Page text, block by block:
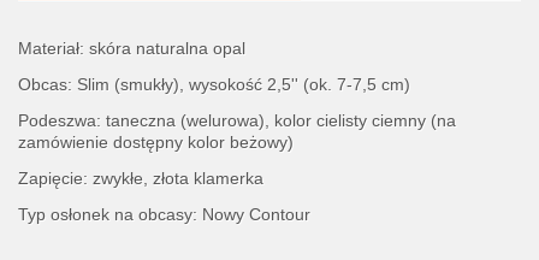
Materiał: skóra naturalna opal
Obcas: Slim (smukły), wysokość 2,5'' (ok. 7-7,5 cm)
Podeszwa: taneczna (welurowa), kolor cielisty ciemny (na
zamówienie dostępny kolor beżowy)
Zapięcie: zwykłe, złota klamerka
Typ osłonek na obcasy: Nowy Contour